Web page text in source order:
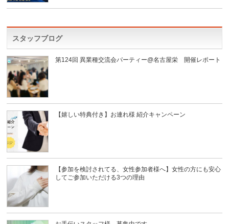
スタッフブログ
第124回 異業種交流会パーティー@名古屋栄 開催レポート
【嬉しい特典付き】お連れ様 紹介キャンペーン
【参加を検討されてる、女性参加者様へ】女性の方にも安心
してご参加いただける3つの理由